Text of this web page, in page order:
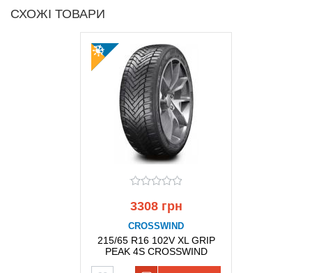
СХОЖІ ТОВАРИ
3308 грн
CROSSWIND
215/65 R16 102V XL GRIP
PEAK 4S CROSSWIND